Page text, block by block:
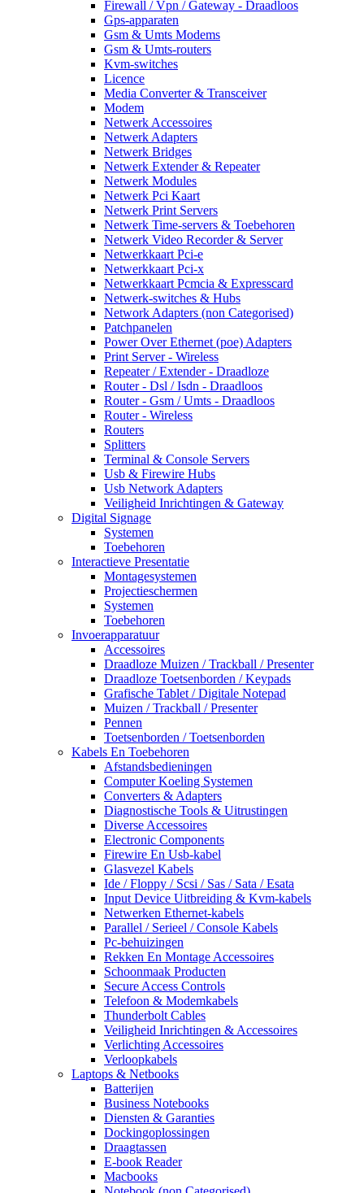
Firewall / Vpn / Gateway - Draadloos
Gps-apparaten
Gsm & Umts Modems
Gsm & Umts-routers
Kvm-switches
Licence
Media Converter & Transceiver
Modem
Netwerk Accessoires
Netwerk Adapters
Netwerk Bridges
Netwerk Extender & Repeater
Netwerk Modules
Netwerk Pci Kaart
Netwerk Print Servers
Netwerk Time-servers & Toebehoren
Netwerk Video Recorder & Server
Netwerkkaart Pci-e
Netwerkkaart Pci-x
Netwerkkaart Pcmcia & Expresscard
Netwerk-switches & Hubs
Network Adapters (non Categorised)
Patchpanelen
Power Over Ethernet (poe) Adapters
Print Server - Wireless
Repeater / Extender - Draadloze
Router - Dsl / Isdn - Draadloos
Router - Gsm / Umts - Draadloos
Router - Wireless
Routers
Splitters
Terminal & Console Servers
Usb & Firewire Hubs
Usb Network Adapters
Veiligheid Inrichtingen & Gateway
Digital Signage
Systemen
Toebehoren
Interactieve Presentatie
Montagesystemen
Projectieschermen
Systemen
Toebehoren
Invoerapparatuur
Accessoires
Draadloze Muizen / Trackball / Presenter
Draadloze Toetsenborden / Keypads
Grafische Tablet / Digitale Notepad
Muizen / Trackball / Presenter
Pennen
Toetsenborden / Toetsenborden
Kabels En Toebehoren
Afstandsbedieningen
Computer Koeling Systemen
Converters & Adapters
Diagnostische Tools & Uitrustingen
Diverse Accessoires
Electronic Components
Firewire En Usb-kabel
Glasvezel Kabels
Ide / Floppy / Scsi / Sas / Sata / Esata
Input Device Uitbreiding & Kvm-kabels
Netwerken Ethernet-kabels
Parallel / Serieel / Console Kabels
Pc-behuizingen
Rekken En Montage Accessoires
Schoonmaak Producten
Secure Access Controls
Telefoon & Modemkabels
Thunderbolt Cables
Veiligheid Inrichtingen & Accessoires
Verlichting Accessoires
Verloopkabels
Laptops & Netbooks
Batterijen
Business Notebooks
Diensten & Garanties
Dockingoplossingen
Draagtassen
E-book Reader
Macbooks